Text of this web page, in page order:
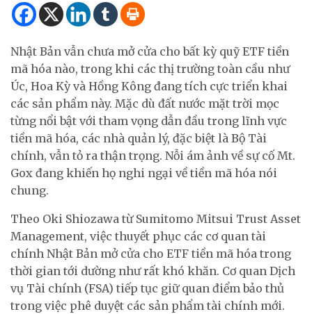
Nhật Bản vẫn chưa mở cửa cho bất kỳ quỹ ETF tiền
mã hóa nào, trong khi các thị trường toàn cầu như
Úc, Hoa Kỳ và Hồng Kông đang tích cực triển khai
các sản phẩm này. Mặc dù đất nước mặt trời mọc
từng nổi bật với tham vọng dẫn đầu trong lĩnh vực
tiền mã hóa, các nhà quản lý, đặc biệt là Bộ Tài
chính, vẫn tỏ ra thận trọng. Nỗi ám ảnh về sự cố Mt.
Gox đang khiến họ nghi ngại về tiền mã hóa nói
chung.
Theo Oki Shiozawa từ Sumitomo Mitsui Trust Asset
Management, việc thuyết phục các cơ quan tài
chính Nhật Bản mở cửa cho ETF tiền mã hóa trong
thời gian tới dường như rất khó khăn. Cơ quan Dịch
vụ Tài chính (FSA) tiếp tục giữ quan điểm bảo thủ
trong việc phê duyệt các sản phẩm tài chính mới.